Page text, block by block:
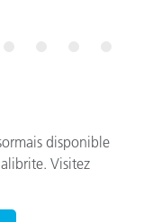
disponible
Visitez